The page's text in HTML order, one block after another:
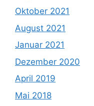
Oktober 2021
August 2021
Januar 2021
Dezember 2020
April 2019
Mai 2018